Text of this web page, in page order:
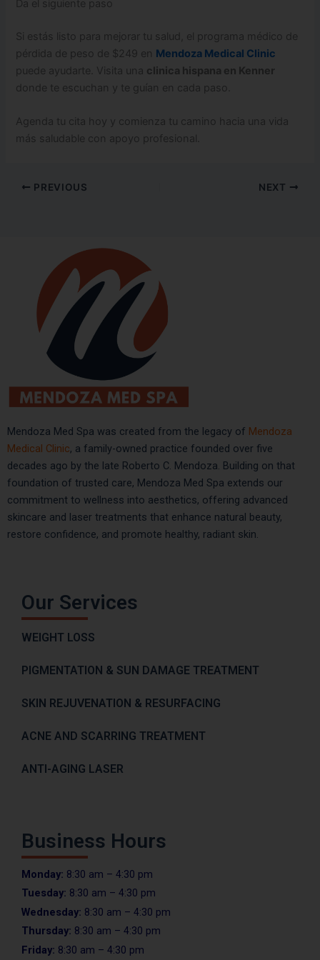
Da el siguiente paso
Si estás listo para mejorar tu salud, el programa médico de
pérdida de peso de $249 en Mendoza Medical Clinic
puede ayudarte. Visita una clinica hispana en Kenner
donde te escuchan y te guían en cada paso.
Agenda tu cita hoy y comienza tu camino hacia una vida
más saludable con apoyo profesional.
PREVIOUS NEXT
Mendoza Med Spa was created from the legacy of Mendoza
Medical Clinic, a family-owned practice founded over five
decades ago by the late Roberto C. Mendoza. Building on that
foundation of trusted care, Mendoza Med Spa extends our
commitment to wellness into aesthetics, offering advanced
skincare and laser treatments that enhance natural beauty,
restore confidence, and promote healthy, radiant skin.
Our Services
WEIGHT LOSS
PIGMENTATION & SUN DAMAGE TREATMENT
SKIN REJUVENATION & RESURFACING
ACNE AND SCARRING TREATMENT
ANTI-AGING LASER
Business Hours
Monday: 8:30 am – 4:30 pm
Tuesday: 8:30 am – 4:30 pm
Wednesday: 8:30 am – 4:30 pm
Thursday: 8:30 am – 4:30 pm
Friday: 8:30 am – 4:30 pm